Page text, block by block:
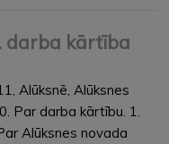
darba kārtība
Alūksnē, Alūksnes
Par darba kārtību. 1.
Alūksnes novada